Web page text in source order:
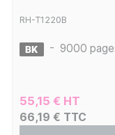
RH-T1220B
- 9000
55,15 € HT
66,19 € TTC